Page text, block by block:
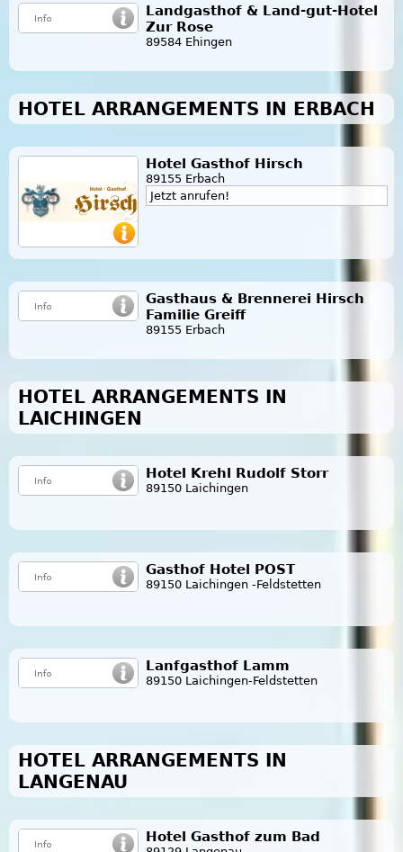
Landgasthof & Land-gut-Hotel
Zur Rose
89584 Ehingen
HOTEL ARRANGEMENTS IN ERBACH
Hotel Gasthof Hirsch
89155 Erbach
Jetzt anrufen!
Gasthaus & Brennerei Hirsch
Familie Greiff
89155 Erbach
HOTEL ARRANGEMENTS IN
LAICHINGEN
Hotel Krehl Rudolf Storr
89150 Laichingen
Gasthof Hotel POST
89150 Laichingen -Feldstetten
Lanfgasthof Lamm
89150 Laichingen-Feldstetten
HOTEL ARRANGEMENTS IN
LANGENAU
Hotel Gasthof zum Bad